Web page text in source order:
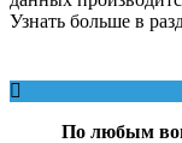
Узнать больше в
По любым